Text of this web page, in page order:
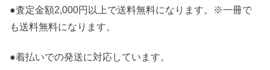
●査定金額2,000円以上で送料無料になります。※一冊で
も送料無料になります。
●着払いでの発送に対応しています。